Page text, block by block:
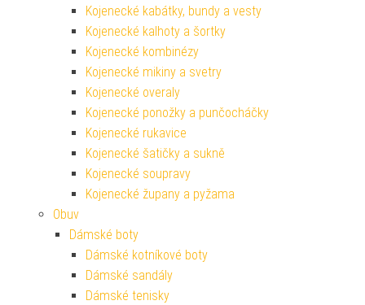
Kojenecké kabátky, bundy a vesty
Kojenecké kalhoty a šortky
Kojenecké kombinézy
Kojenecké mikiny a svetry
Kojenecké overaly
Kojenecké ponožky a punčocháčky
Kojenecké rukavice
Kojenecké šatičky a sukně
Kojenecké soupravy
Kojenecké župany a pyžama
Obuv
Dámské boty
Dámské kotníkové boty
Dámské sandály
Dámské tenisky